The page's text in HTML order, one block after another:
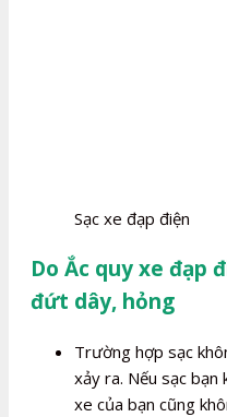
Sạc xe đạp điện
Do Ắc quy xe đạp
đứt dây, hỏng
Trường hợp sạc
xảy ra. Nếu sạc
xe của bạn cũng